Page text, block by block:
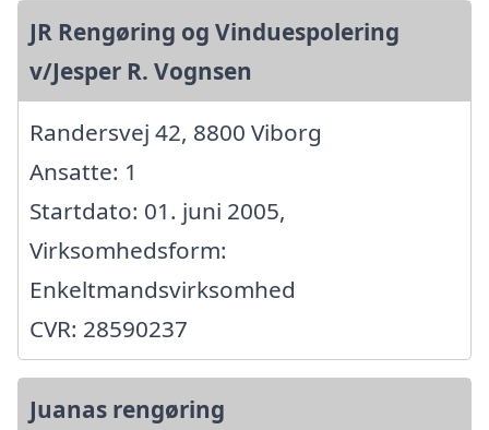
JR Rengøring og Vinduespolering
v/Jesper R. Vognsen
Randersvej 42, 8800 Viborg
Ansatte: 1
Startdato: 01. juni 2005,
Virksomhedsform:
Enkeltmandsvirksomhed
CVR: 28590237
Juanas rengøring